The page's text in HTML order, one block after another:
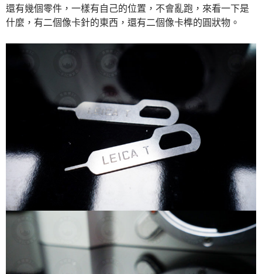
還有幾個零件，一樣有自己的位置，不會亂跑，來看一下是
什麼，有二個像卡針的東西，還有二個像卡榫的圓狀物。